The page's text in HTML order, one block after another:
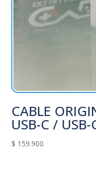
CABLE
USB-C / USB-
$ 159.900